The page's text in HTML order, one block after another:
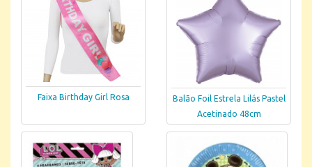
Faixa Birthday Girl Rosa
Balão Foil Estrela Lilás Pastel
Acetinado 48cm